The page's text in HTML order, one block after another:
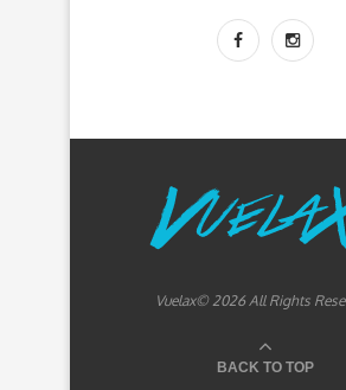
Vuelax© 2026 All Rights
BACK TO TOP